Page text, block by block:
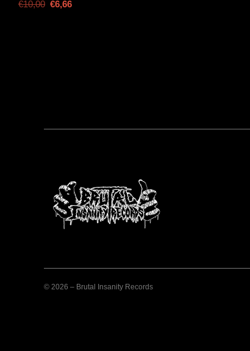
€10,00 €6,66
© 2026 – Brutal Insanity Records